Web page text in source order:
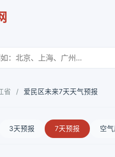
省 / 爱民区未来7天天气预报
3天预报 7天预报 空